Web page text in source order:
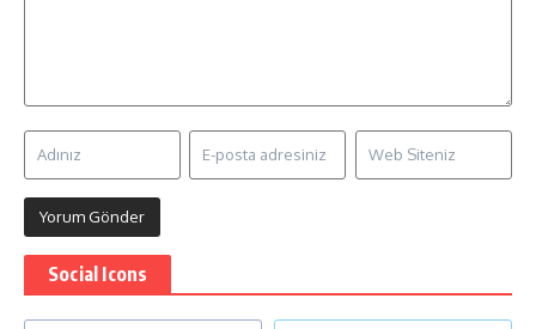
Social Icons